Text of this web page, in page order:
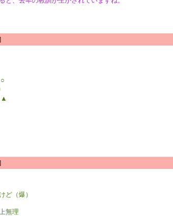
▲
ど（爆）
無理